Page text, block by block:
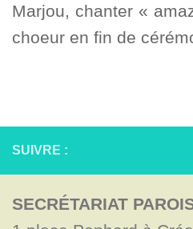
Marjou, chanter «
choeur en fin de
SUIVRE :
SECRÉTARIAT